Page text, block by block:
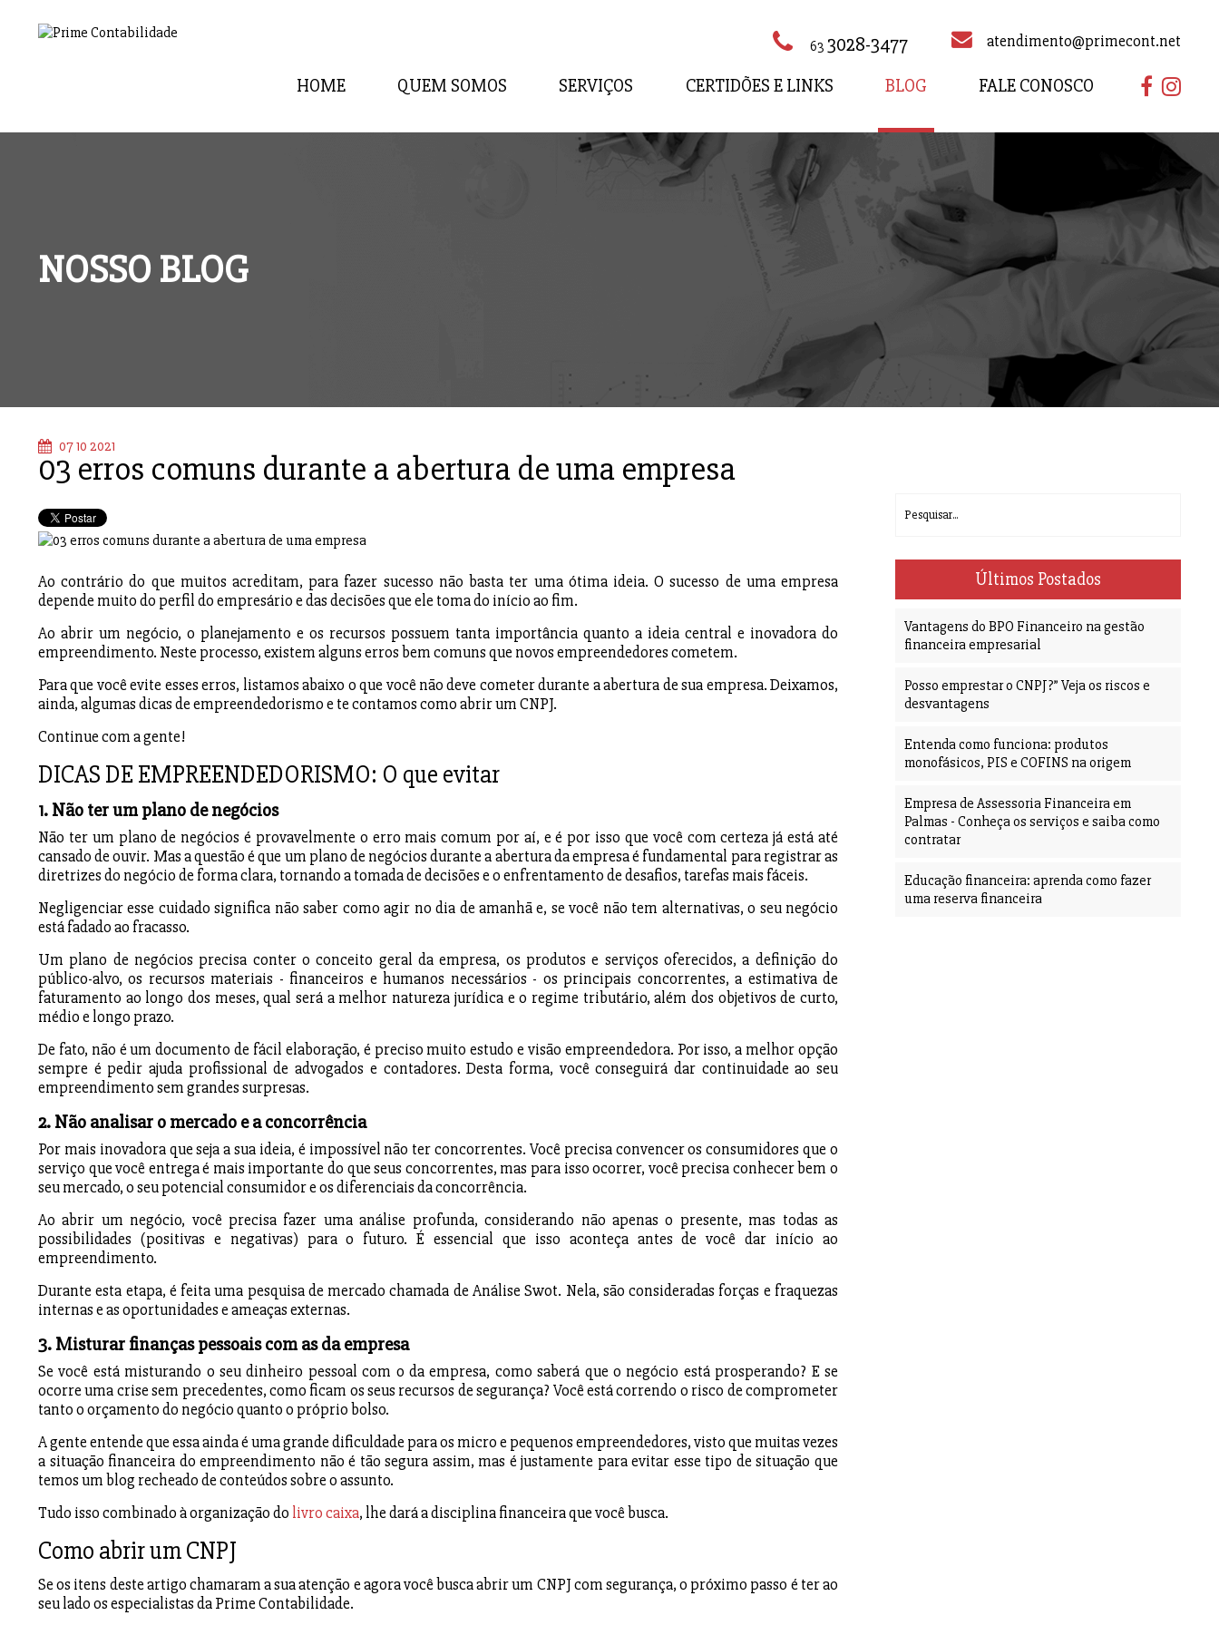
63 3028-3477 atendimento@primecont.net
HOME QUEM SOMOS SERVIÇOS CERTIDÕES E LINKS BLOG FALE CONOSCO
NOSSO BLOG
07 10 2021
03 erros comuns durante a abertura de uma empresa
Ao contrário do que muitos acreditam, para fazer sucesso não basta ter uma ótima ideia. O sucesso de uma empresa
depende muito do perfil do empresário e das decisões que ele toma do início ao fim.
Ao abrir um negócio, o planejamento e os recursos possuem tanta importância quanto a ideia central e inovadora do
empreendimento. Neste processo, existem alguns erros bem comuns que novos empreendedores cometem.
Para que você evite esses erros, listamos abaixo o que você não deve cometer durante a abertura de sua empresa. Deixamos,
ainda, algumas dicas de empreendedorismo e te contamos como abrir um CNPJ.
Continue com a gente!
DICAS DE EMPREENDEDORISMO: O que evitar
1. Não ter um plano de negócios
Não ter um plano de negócios é provavelmente o erro mais comum por aí, e é por isso que você com certeza já está até
cansado de ouvir. Mas a questão é que um plano de negócios durante a abertura da empresa é fundamental para registrar as
diretrizes do negócio de forma clara, tornando a tomada de decisões e o enfrentamento de desafios, tarefas mais fáceis.
Negligenciar esse cuidado significa não saber como agir no dia de amanhã e, se você não tem alternativas, o seu negócio
está fadado ao fracasso.
Um plano de negócios precisa conter o conceito geral da empresa, os produtos e serviços oferecidos, a definição do
público-alvo, os recursos materiais - financeiros e humanos necessários - os principais concorrentes, a estimativa de
faturamento ao longo dos meses, qual será a melhor natureza jurídica e o regime tributário, além dos objetivos de curto,
médio e longo prazo.
De fato, não é um documento de fácil elaboração, é preciso muito estudo e visão empreendedora. Por isso, a melhor opção
sempre é pedir ajuda profissional de advogados e contadores. Desta forma, você conseguirá dar continuidade ao seu
empreendimento sem grandes surpresas.
2. Não analisar o mercado e a concorrência
Por mais inovadora que seja a sua ideia, é impossível não ter concorrentes. Você precisa convencer os consumidores que o
serviço que você entrega é mais importante do que seus concorrentes, mas para isso ocorrer, você precisa conhecer bem o
seu mercado, o seu potencial consumidor e os diferenciais da concorrência.
Ao abrir um negócio, você precisa fazer uma análise profunda, considerando não apenas o presente, mas todas as
possibilidades (positivas e negativas) para o futuro. É essencial que isso aconteça antes de você dar início ao
empreendimento.
Durante esta etapa, é feita uma pesquisa de mercado chamada de Análise Swot. Nela, são consideradas forças e fraquezas
internas e as oportunidades e ameaças externas.
3. Misturar finanças pessoais com as da empresa
Se você está misturando o seu dinheiro pessoal com o da empresa, como saberá que o negócio está prosperando? E se
ocorre uma crise sem precedentes, como ficam os seus recursos de segurança? Você está correndo o risco de comprometer
tanto o orçamento do negócio quanto o próprio bolso.
A gente entende que essa ainda é uma grande dificuldade para os micro e pequenos empreendedores, visto que muitas vezes
a situação financeira do empreendimento não é tão segura assim, mas é justamente para evitar esse tipo de situação que
temos um blog recheado de conteúdos sobre o assunto.
Tudo isso combinado à organização do livro caixa, lhe dará a disciplina financeira que você busca.
Como abrir um CNPJ
Se os itens deste artigo chamaram a sua atenção e agora você busca abrir um CNPJ com segurança, o próximo passo é ter ao
seu lado os especialistas da Prime Contabilidade.
Últimos Postados
Vantagens do BPO Financeiro na gestão
financeira empresarial
Posso emprestar o CNPJ?” Veja os riscos e
desvantagens
Entenda como funciona: produtos
monofásicos, PIS e COFINS na origem
Empresa de Assessoria Financeira em
Palmas - Conheça os serviços e saiba como
contratar
Educação financeira: aprenda como fazer
uma reserva financeira